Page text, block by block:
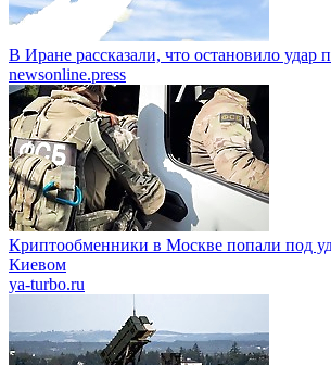
В Иране рассказали, что остановило удар
newsonline.press
Криптообменники в Москве попали под
Киевом
ya-turbo.ru